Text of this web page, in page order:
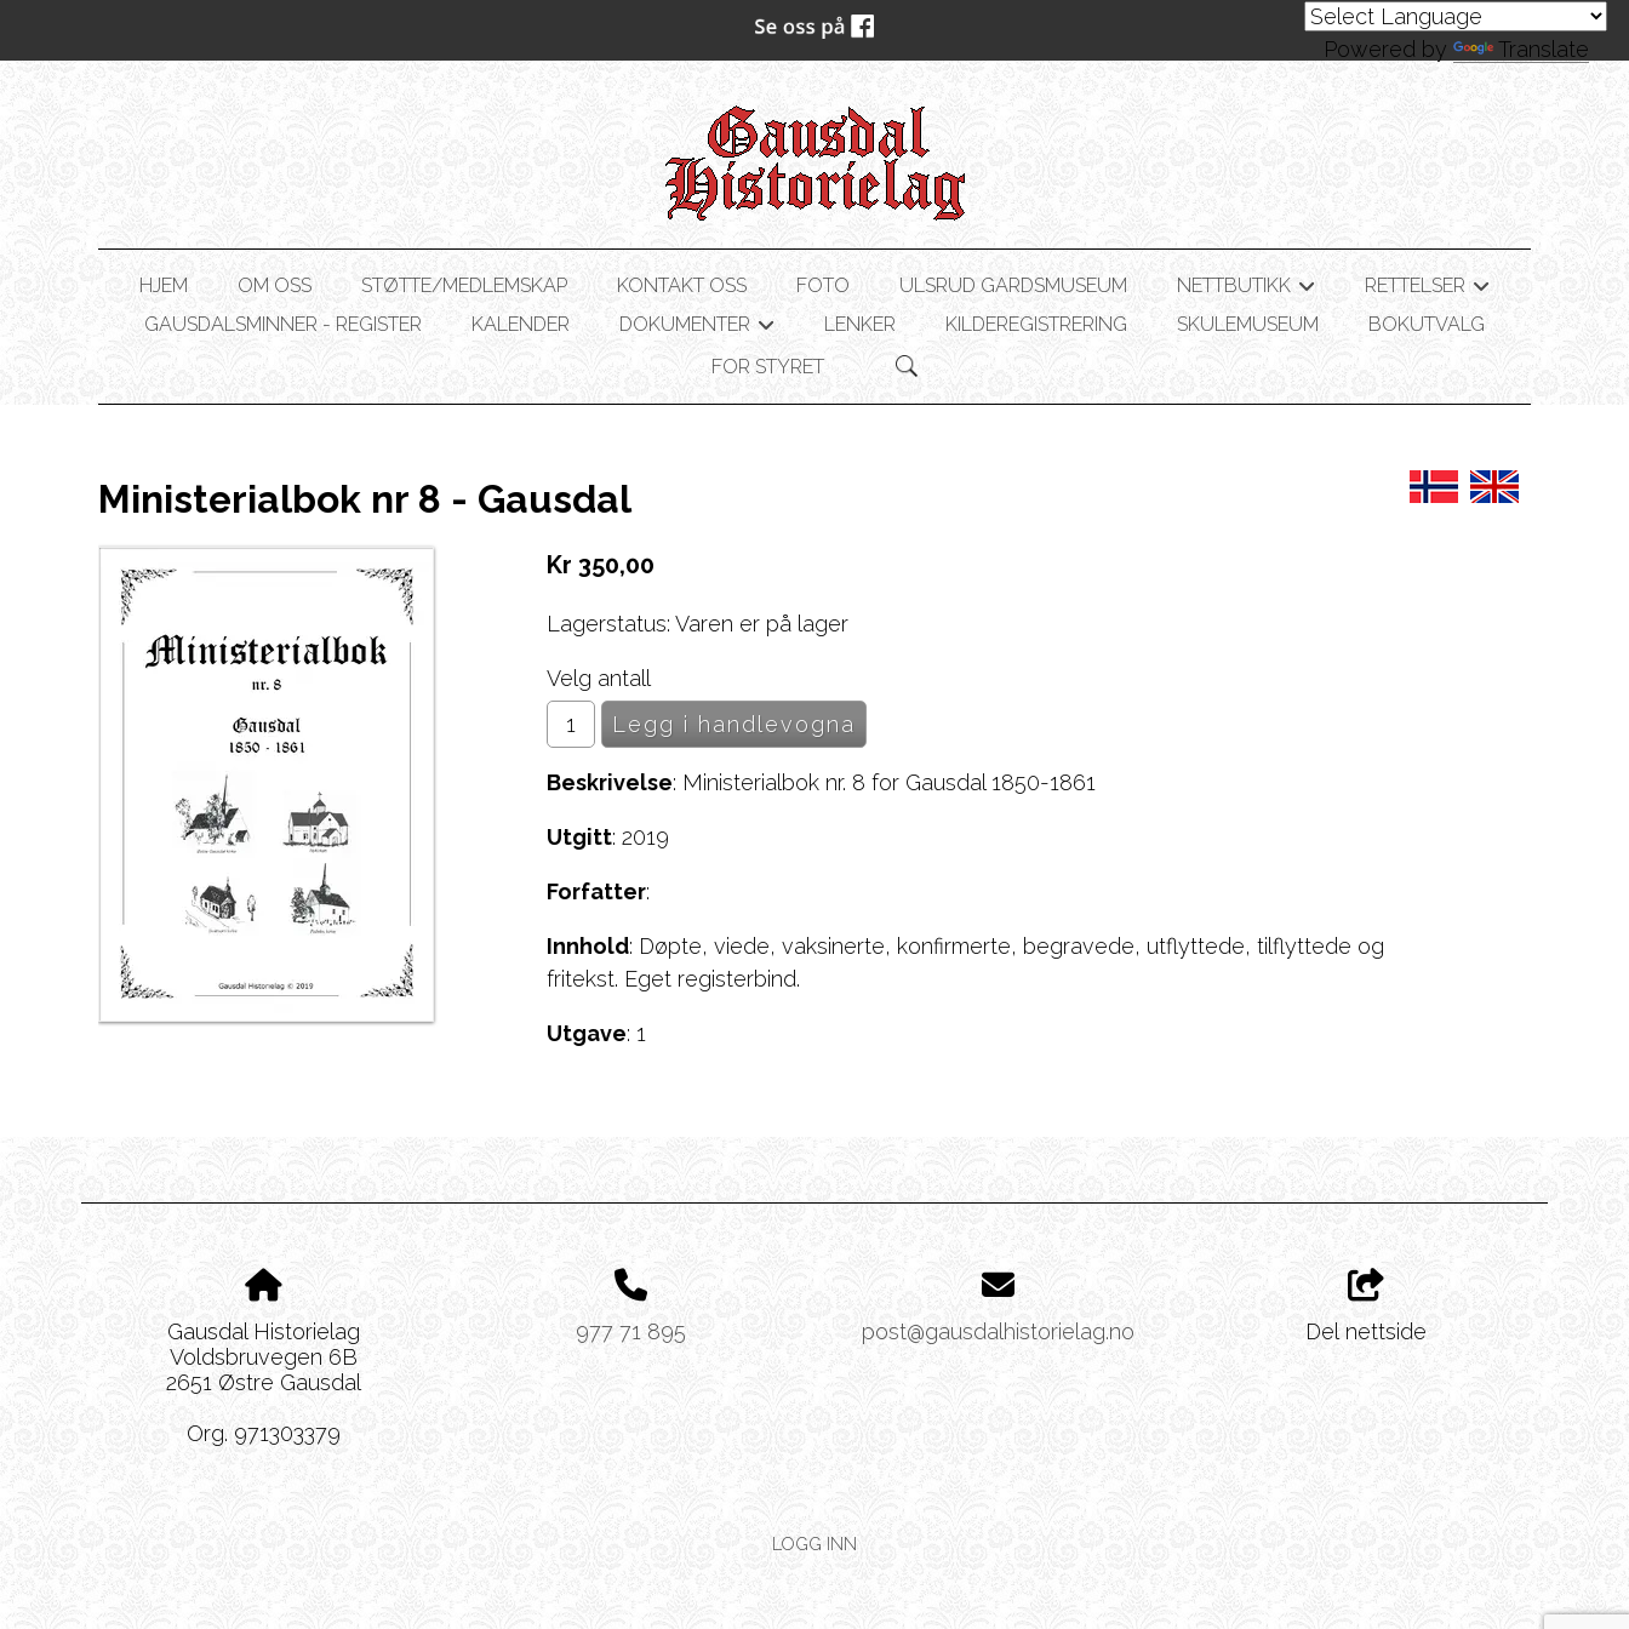
HJEM OM OSS STØTTE/MEDLEMSKAP KONTAKT OSS FOTO ULSRUD GARDSMUSEUM NETTBUTIKK
RETTELSER
GAUSDALSMINNER - REGISTER
KALENDER DOKUMENTER LENKER KILDEREGISTRERING SKULEMUSEUM
BOKUTVALG
FOR STYRET
Ministerialbok nr 8 - Gausdal
Kr 350,00
Lagerstatus: Varen er på lager
Velg antall
Beskrivelse: Ministerialbok nr. 8 for Gausdal 1850-1861
Utgitt: 2019
Forfatter:
Innhold: Døpte, viede, vaksinerte, konfirmerte, begravede, utflyttede, tilflyttede og
fritekst. Eget registerbind.
Utgave: 1
Powered by Translate
Gausdal Historielag
Voldsbruvegen 6B
2651 Østre Gausdal
Org. 971303379
977 71 895 post@gausdalhistorielag.no Del nettside
LOGG INN